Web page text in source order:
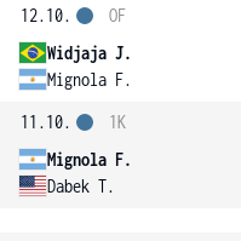
12.10.
Widjaja J.
Mignola F.
OF
11.10.
Mignola F.
Dabek T.
1K